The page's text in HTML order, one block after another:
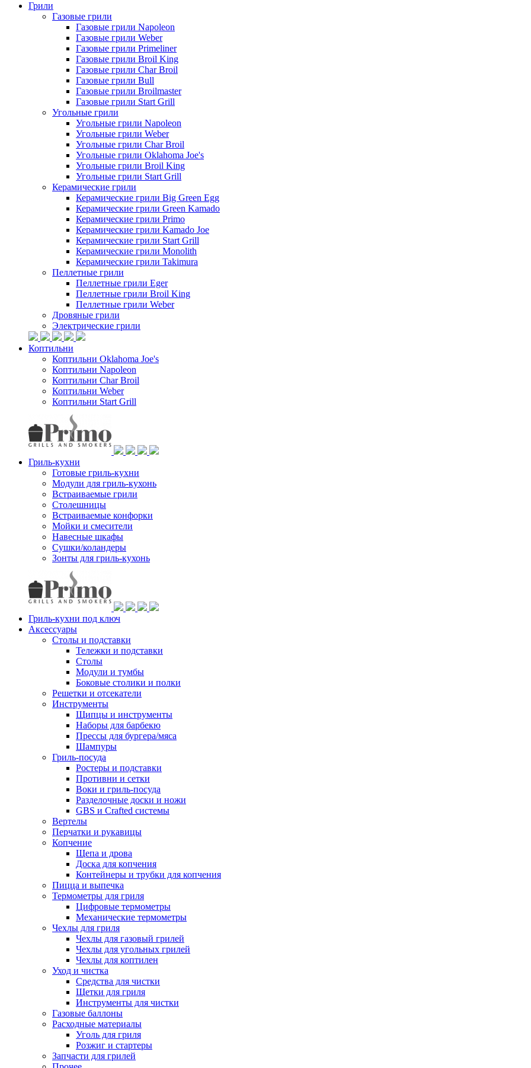
Грили
Газовые грили
Газовые грили Napoleon
Газовые грили Weber
Газовые грили Primeliner
Газовые грили Broil King
Газовые грили Char Broil
Газовые грили Bull
Газовые грили Broilmaster
Газовые грили Start Grill
Угольные грили
Угольные грили Napoleon
Угольные грили Weber
Угольные грили Char Broil
Угольные грили Oklahoma Joe's
Угольные грили Broil King
Угольные грили Start Grill
Керамические грили
Керамические грили Big Green Egg
Керамические грили Green Kamado
Керамические грили Primo
Керамические грили Kamado Joe
Керамические грили Start Grill
Керамические грили Monolith
Керамические грили Takimura
Пеллетные грили
Пеллетные грили Eger
Пеллетные грили Broil King
Пеллетные грили Weber
Дровяные грили
Электрические грили
Коптильни
Коптильни Oklahoma Joe's
Коптильни Napoleon
Коптильни Char Broil
Коптильни Weber
Коптильни Start Grill
Гриль-кухни
Готовые гриль-кухни
Модули для гриль-кухонь
Встраиваемые грили
Столешницы
Встраиваемые конфорки
Мойки и смесители
Навесные шкафы
Сушки/коландеры
Зонты для гриль-кухонь
Гриль-кухни под ключ
Аксессуары
Столы и подставки
Тележки и подставки
Столы
Модули и тумбы
Боковые столики и полки
Решетки и отсекатели
Инструменты
Щипцы и инструменты
Наборы для барбекю
Прессы для бургера/мяса
Шампуры
Гриль-посуда
Ростеры и подставки
Противни и сетки
Воки и гриль-посуда
Разделочные доски и ножи
GBS и Crafted системы
Вертелы
Перчатки и рукавицы
Копчение
Щепа и дрова
Доска для копчения
Контейнеры и трубки для копчения
Пицца и выпечка
Термометры для гриля
Цифровые термометры
Механические термометры
Чехлы для гриля
Чехлы для газовый грилей
Чехлы для угольных грилей
Чехлы для коптилен
Уход и чистка
Средства для чистки
Щетки для гриля
Инструменты для чистки
Газовые баллоны
Расходные материалы
Уголь для гриля
Розжиг и стартеры
Запчасти для грилей